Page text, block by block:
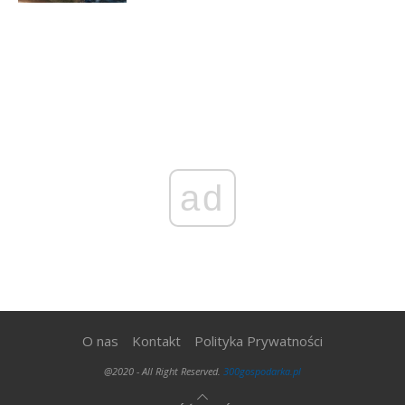
ad
O nas Kontakt Polityka Prywatności
@2020 - All Right Reserved. 300gospodarka.pl